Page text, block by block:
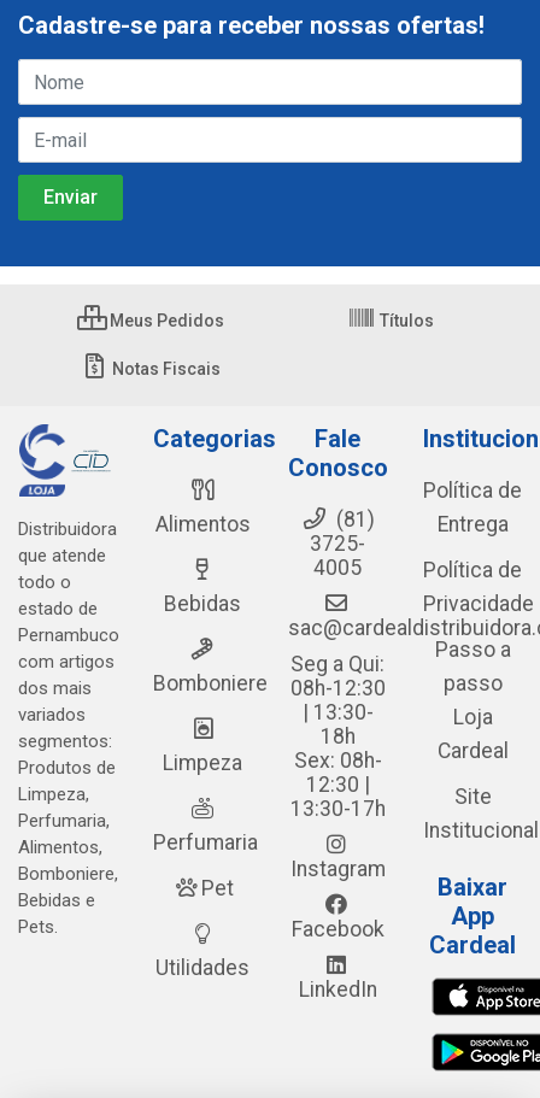
Cadastre-se para receber nossas ofertas!
Meus Pedidos Títulos
Notas Fiscais
Distribuidora
que atende
todo o
estado de
Pernambuco
com artigos
dos mais
variados
segmentos:
Produtos de
Limpeza,
Perfumaria,
Alimentos,
Bomboniere,
Bebidas e
Pets.
Categorias
Alimentos
Bebidas
Bomboniere
Limpeza
Perfumaria
Pet
Utilidades
Fale
Conosco
(81)
3725-
4005
Seg a Qui:
08h-12:30
| 13:30-
18h
Sex: 08h-
12:30 |
13:30-17h
Instagram
Facebook
LinkedIn
Política de
Entrega
Política de
Privacidade
Passo a
passo
Loja
Cardeal
Site
Institucional
Baixar
App
Cardeal